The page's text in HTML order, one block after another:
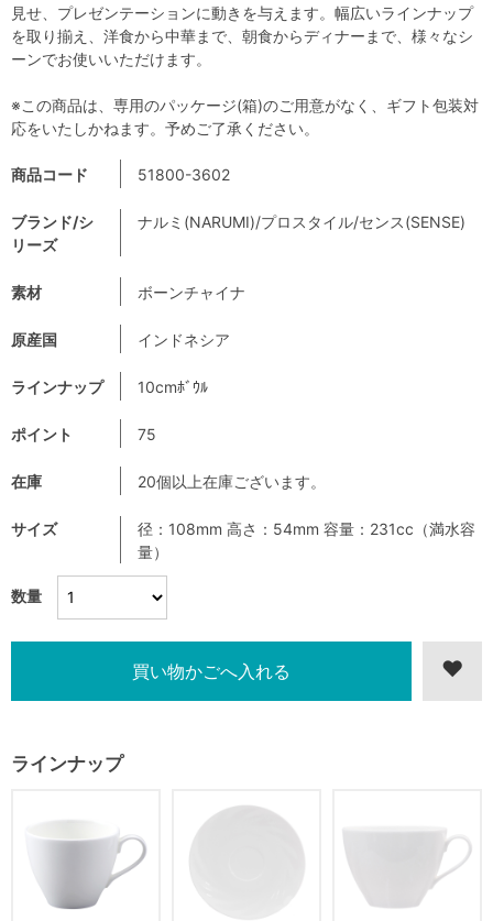
数量
商品コード 51800-3602
ブランド/シ
リーズ
ナルミ(NARUMI)/プロスタイル/センス(SENSE)
素材 ボーンチャイナ
原産国 インドネシア
ラインナップ 10cmﾎﾞｳﾙ
ポイント 75
在庫 20個以上在庫ございます。
サイズ
径：108mm 高さ：54mm 容量：231cc（満水容
量）
ラインナップ
見せ、プレゼンテーションに動きを与えます。幅広いラインナップ
を取り揃え、洋食から中華まで、朝食からディナーまで、様々なシ
ーンでお使いいただけます。
※この商品は、専用のパッケージ(箱)のご用意がなく、ギフト包装対
応をいたしかねます。予めご了承ください。